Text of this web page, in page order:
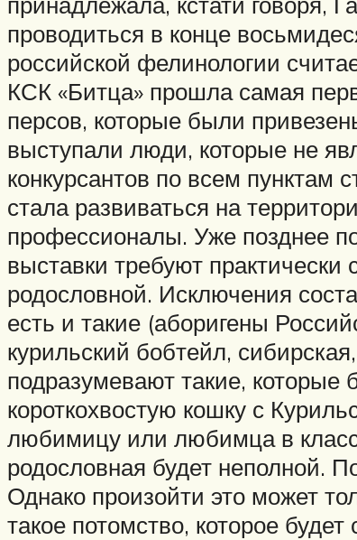
проводиться в конце
российской фелинологии
КСК «Битца» прошла самая
персов, которые были
выступали люди, которые не
конкурсантов по всем пунктам
стала развиваться на
профессионалы. Уже позднее
выставки требуют
родословной. Исключения
есть и такие (аборигены
курильский бобтейл,
подразумевают такие,
короткохвостую кошку с
любимицу или любимца в
родословная будет неполной.
Однако произойти это может
такое потомство, которое